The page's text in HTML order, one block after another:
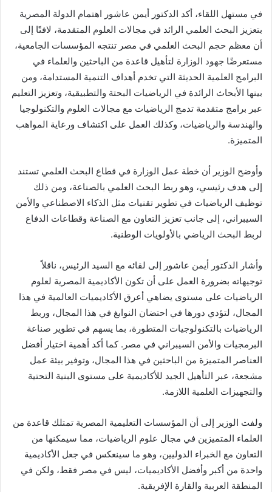
في مستهل اللقاء، أكد الدكتور أيمن عاشور اهتمام الدولة المصرية
بتعزيز البحث العلمي الرائد في مجالات العلوم المتقدمة، لافتًا إلى
أن معظم حجم البحث العلمي في مصر تنتجه المؤسسات الجامعية،
مستعرضًا جهود الوزارة لتأهيل قاعدة من الباحثين والعلماء في
البرامج العلمية الحديثة التي تخدم أهداف التنمية المستدامة، ومن
بينها الأبحاث الرائدة في الرياضيات البحتة والتطبيقية، وتعزيز التعليم
عبر برامج متقدمة تدمج الرياضيات مع مجالات العلوم والتكنولوجيا
والهندسة والرياضيات، وكذلك العمل على اكتشاف ورعاية المواهب
المتميزة.
وأوضح الوزير أن خطة عمل الوزارة في قطاع البحث العلمي تستند
إلى هدف رئيسي، وهو ربط البحث العلمي بالصناعة، ومن ذلك
توظيف الرياضيات في تطوير تقنيات مثل الذكاء الاصطناعي والأمن
السيبراني، إلى جانب تعزيز التعاون مع الصناعة وقطاعات الدفاع
لربط البحث الرياضي بالأولويات الوطنية.
وأشار الدكتور أيمن عاشور إلى لقائه مع السيد الرئيس، ناقلاً
توجيهاته بضرورة العمل على أن تكون الأكاديمية المصرية لعلوم
الرياضيات على مستوى يضاهي أعرق الأكاديميات العالمية في هذا
المجال، لتؤدي دورها في احتضان النوابغ في هذا المجال، وربط
الرياضيات بالتكنولوجيات المتطورة، بما يسهم في تطوير صناعة
البرمجيات والأمن السيبراني في مصر. كما أكد أهمية اختيار أفضل
العناصر المتميزة من الباحثين في هذا المجال، وتوفير بيئة عمل
مشجعة، عبر التأهيل الجيد للأكاديمية على مستوى البنية التحتية
والتجهيزات العلمية اللازمة.
ولفت الوزير إلى أن المؤسسات التعليمية المصرية تمتلك قاعدة من
العلماء المتميزين في مجال علوم الرياضيات، مما سيمكنها من
التعاون مع الخبراء الدوليين، وهو ما سينعكس في جعل الأكاديمية
واحدة من أكبر وأفضل الأكاديميات، ليس في مصر فقط، ولكن في
المنطقة العربية والقارة الإفريقية.